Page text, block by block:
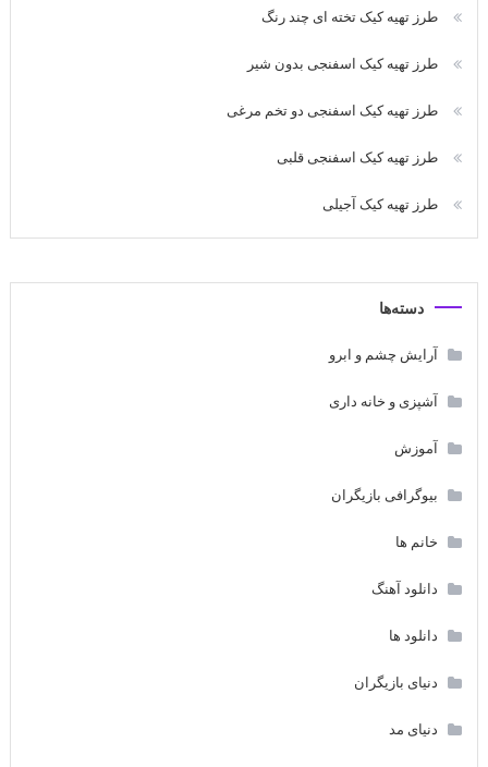
طرز تهیه کیک تخته ای چند رنگ
طرز تهیه کیک اسفنجی بدون شیر
طرز تهیه کیک اسفنجی دو تخم مرغی
طرز تهیه کیک اسفنجی قلبی
طرز تهیه کیک آجیلی
دسته‌ها
آرایش چشم و ابرو
آشپزی و خانه داری
آموزش
بیوگرافی بازیگران
خانم ها
دانلود آهنگ
دانلود ها
دنیای بازیگران
دنیای مد